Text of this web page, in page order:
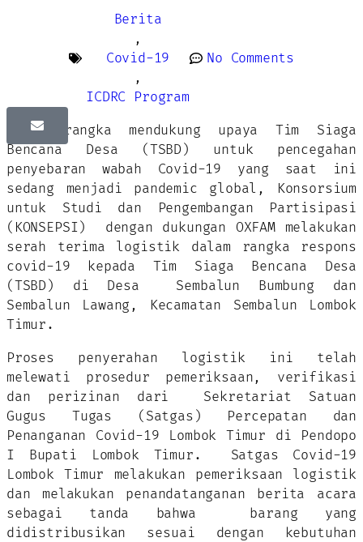
Berita
,
Covid-19
,
ICDRC Program
No Comments
Dalam rangka mendukung upaya Tim Siaga
Bencana Desa (TSBD) untuk pencegahan
penyebaran wabah Covid-19 yang saat ini
sedang menjadi pandemic global, Konsorsium
untuk Studi dan Pengembangan Partisipasi
(KONSEPSI) dengan dukungan OXFAM melakukan
serah terima logistik dalam rangka respons
covid-19 kepada Tim Siaga Bencana Desa
(TSBD) di Desa Sembalun Bumbung dan
Sembalun Lawang, Kecamatan Sembalun Lombok
Timur.
Proses penyerahan logistik ini telah
melewati prosedur pemeriksaan, verifikasi
dan perizinan dari Sekretariat Satuan
Gugus Tugas (Satgas) Percepatan dan
Penanganan Covid-19 Lombok Timur di Pendopo
I Bupati Lombok Timur. Satgas Covid-19
Lombok Timur melakukan pemeriksaan logistik
dan melakukan penandatanganan berita acara
sebagai tanda bahwa barang yang
didistribusikan sesuai dengan kebutuhan